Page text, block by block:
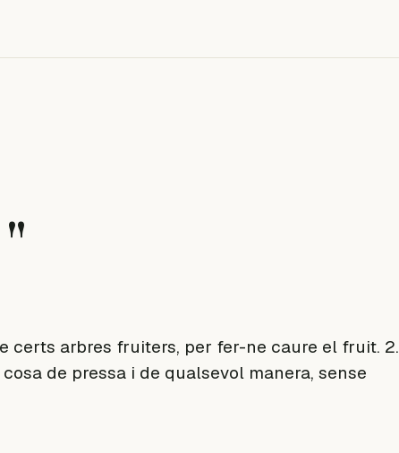
certs arbres fruiters, per fer-ne caure el fruit. 2.
de pressa i de qualsevol manera, sense